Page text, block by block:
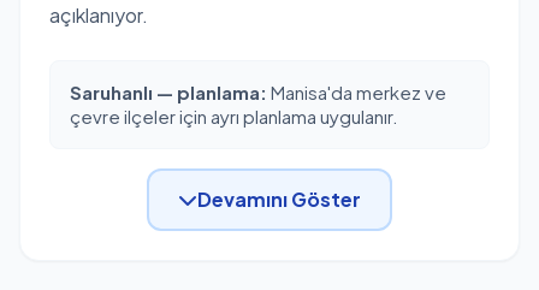
açıklanıyor.
Saruhanlı — planlama: Manisa'da merkez ve
çevre ilçeler için ayrı planlama uygulanır.
Devamını Göster